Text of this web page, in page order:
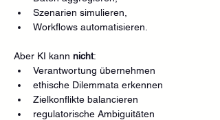
Szenarien simulieren,
Workflows automatisieren.
Aber KI kann nicht:
Verantwortung übernehmen
ethische Dilemmata erkennen
Zielkonflikte balancieren
regulatorische Ambiguitäten